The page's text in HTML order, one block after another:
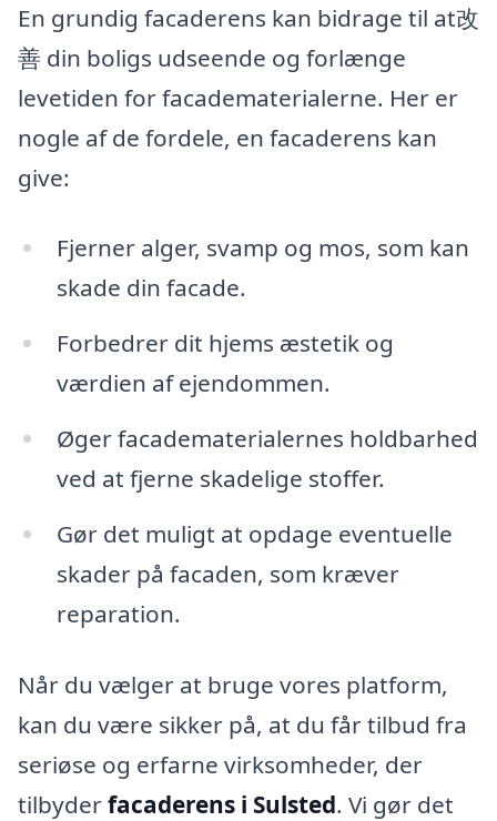
En grundig facaderens kan bidrage til at改
善 din boligs udseende og forlænge
levetiden for facadematerialerne. Her er
nogle af de fordele, en facaderens kan
give:
Fjerner alger, svamp og mos, som kan
skade din facade.
Forbedrer dit hjems æstetik og
værdien af ejendommen.
Øger facadematerialernes holdbarhed
ved at fjerne skadelige stoffer.
Gør det muligt at opdage eventuelle
skader på facaden, som kræver
reparation.
Når du vælger at bruge vores platform,
kan du være sikker på, at du får tilbud fra
seriøse og erfarne virksomheder, der
tilbyderfacaderens i Sulsted. Vi gør det